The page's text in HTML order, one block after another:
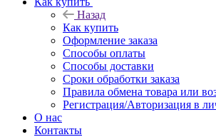
Назад
Как купить
Оформление заказа
Способы оплаты
Способы доставки
Сроки обработки заказа
Правила обмена товара или
Регистрация/Авторизация в
О нас
Контакты